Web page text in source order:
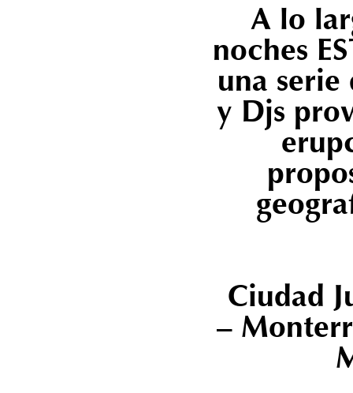
A lo
noches
una
y Djs
Ciudad
–